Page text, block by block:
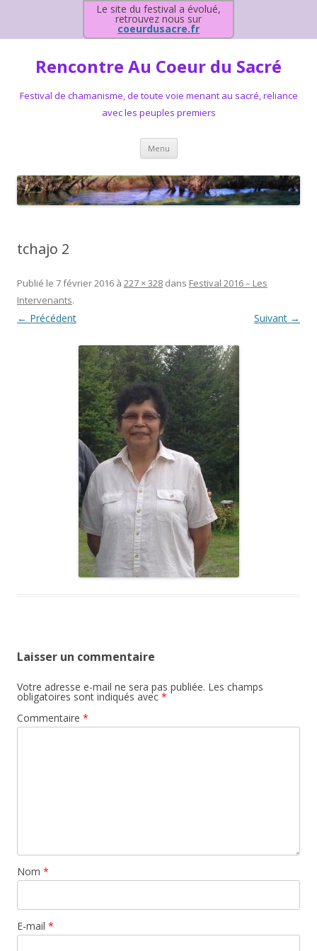
Le site du festival a évolué,
retrouvez nous sur
coeurdusacre.fr
Rencontre Au Coeur du Sacré
Festival de chamanisme, de toute voie menant au sacré, reliance
avec les peuples premiers
Menu Aller au contenu principal
tchajo 2
Publié le 7 février 2016 à 227 × 328 dans Festival 2016 – Les
Intervenants.
← Précédent Suivant →
Laisser un commentaire
Votre adresse e-mail ne sera pas publiée. Les champs
obligatoires sont indiqués avec *
Commentaire *
Nom *
E-mail *